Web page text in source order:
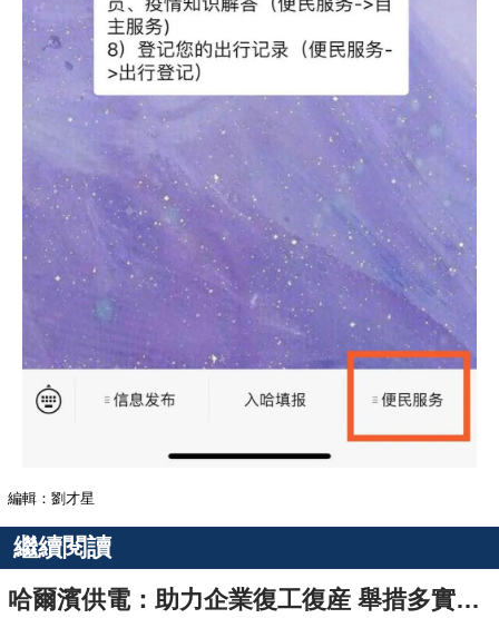
編輯：劉才星
繼續閱讀
哈爾濱供電：助力企業復工復産 舉措多實惠多